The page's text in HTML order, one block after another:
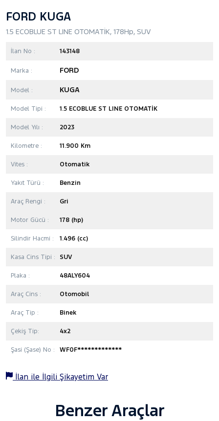
FORD KUGA
1.5 ECOBLUE ST LINE OTOMATİK, 178Hp, SUV
İlan No : 143148
Marka : FORD
Model : KUGA
Model Tipi : 1.5 ECOBLUE ST LINE OTOMATİK
Model Yılı : 2023
Kilometre : 11.900 Km
Vites : Otomatik
Yakıt Türü : Benzin
Araç Rengi : Gri
Motor Gücü : 178 (hp)
Silindir Hacmi : 1.496 (cc)
Kasa Cins Tipi : SUV
Plaka : 48ALY604
Araç Cins : Otomobil
Araç Tip : Binek
Çekiş Tip: 4x2
Şasi (Şase) No : WF0F*************
İlan ile İlgili Şikayetim Var
Benzer Araçlar